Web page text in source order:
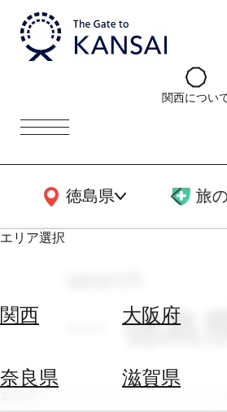
関西につい
徳島県
関西広域MAP 旅
エリア選択
関西 大阪府
奈良県 滋賀県
徳島